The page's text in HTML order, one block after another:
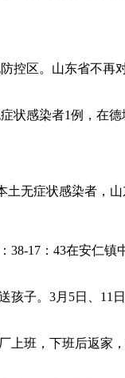
控区。山东省不再
状感染者1例，在
无症状感染者，山
38-17：43在安仁镇
孩子。3月5日、11
上班，下班后返家